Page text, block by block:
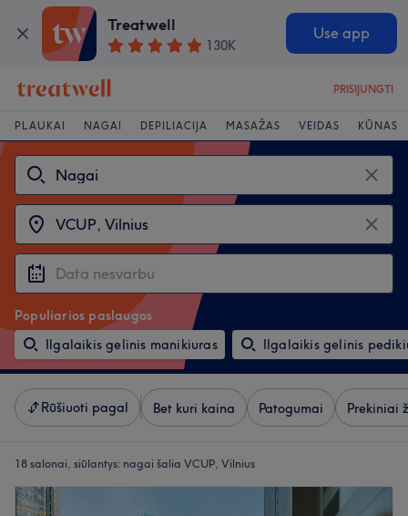
Treatwell
130K
Use app
PRISIJUNGTI
PLAUKAI NAGAI DEPILIACIJA MASAŽAS VEIDAS KŪNAS
Populiarios paslaugos
Ilgalaikis gelinis manikiuras
Ilgalaikis gelinis
Rūšiuoti pagal Bet kuri kaina Patogumai Prekiniai
18 salonai, siūlantys: nagai šalia VCUP, Vilnius